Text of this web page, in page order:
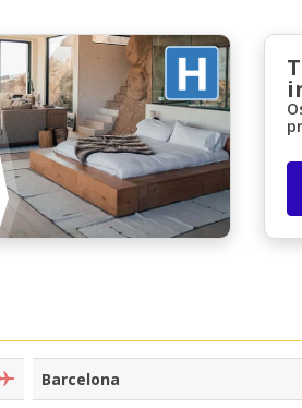
Posebni popusti
Pristupite ekskluzivnim
dobavljača
Prijava putem
Barcelona